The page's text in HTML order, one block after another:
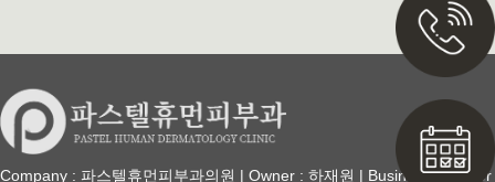
Company : 파스텔휴먼피부과의원 | Owner : 하재원 | Business Number